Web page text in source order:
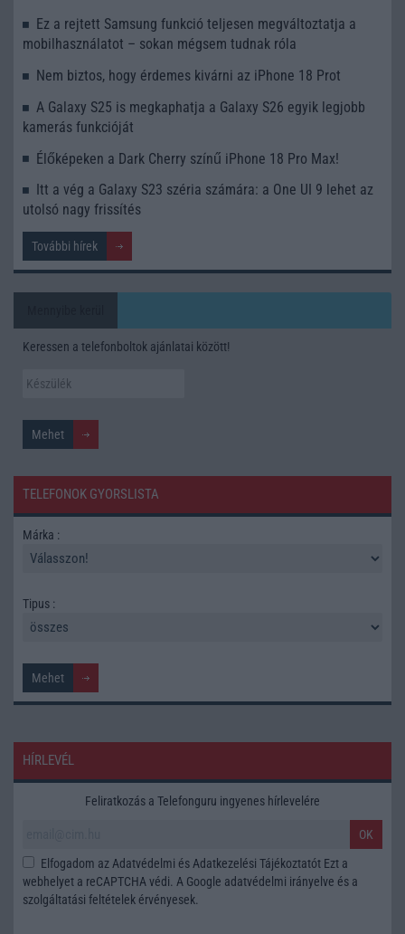
Ez a rejtett Samsung funkció teljesen megváltoztatja a
mobilhasználatot – sokan mégsem tudnak róla
Nem biztos, hogy érdemes kivárni az iPhone 18 Prot
A Galaxy S25 is megkaphatja a Galaxy S26 egyik legjobb
kamerás funkcióját
Élőképeken a Dark Cherry színű iPhone 18 Pro Max!
Itt a vég a Galaxy S23 széria számára: a One UI 9 lehet az
utolsó nagy frissítés
További hírek
Keressen a telefonboltok ajánlatai között!
TELEFONOK GYORSLISTA
Márka :
Tipus :
HÍRLEVÉL
Feliratkozás a Telefonguru ingyenes hírlevelére
OK
Elfogadom az Adatvédelmi és Adatkezelési Tájékoztatót Ezt a
webhelyet a reCAPTCHA védi. A Google adatvédelmi irányelve és a
szolgáltatási feltételek érvényesek.